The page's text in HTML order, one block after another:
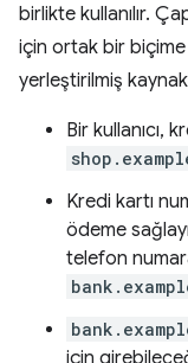
birlikte kullanılır.
için ortak bir
yerleştirilmiş
Bir kullanıcı,
Kredi kartı
ödeme
telefon